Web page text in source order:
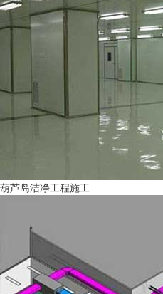
葫芦岛洁净工程施工